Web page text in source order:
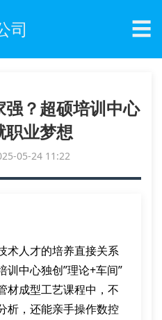
司 ☰
？超硕培训中心
职业梦想
05-24 11:22
术人才的培养直接关系
训中心独创”理论+车间”
材成型工艺课程中，不
析，还能亲手操作数控